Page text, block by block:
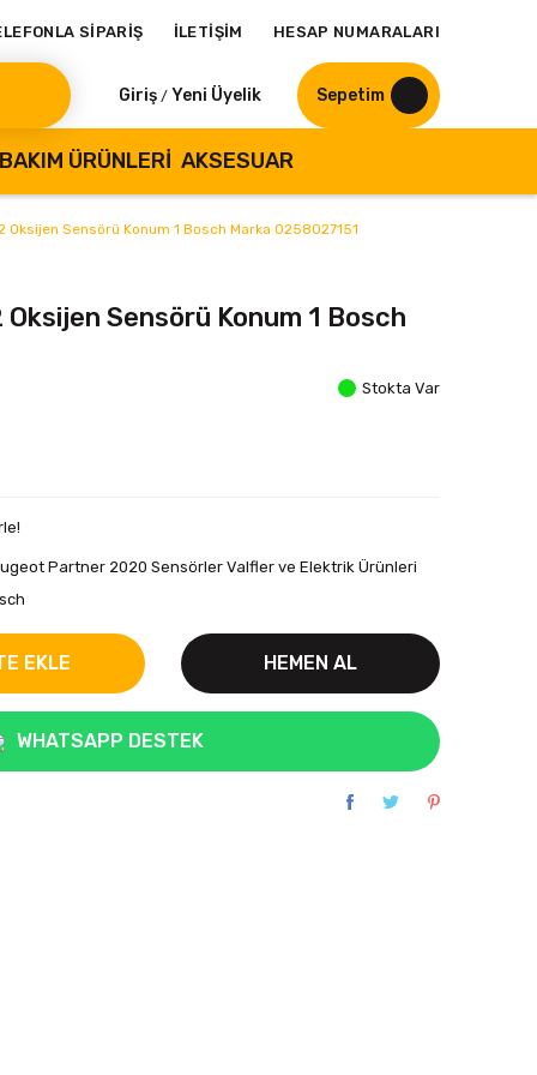
SİPARİŞ İLETİŞİM HESAP NUMARALARI
Giriş / Yeni Üyelik Sepetim
ÜRÜNLERI AKSESUAR
Oksijen Sensörü Konum 1 Bosch Marka 0258027151
Sensörü Konum 1 Bosch
Stokta Var
Partner 2020 Sensörler Valfler ve Elektrik Ürünleri
EKLE HEMEN AL
WHATSAPP DESTEK